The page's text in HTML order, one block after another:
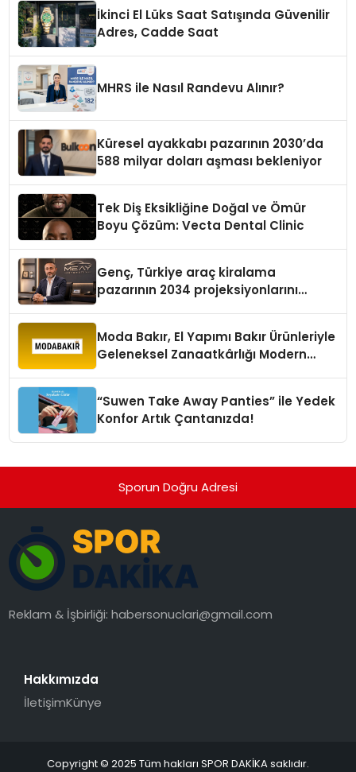
İkinci El Lüks Saat Satışında Güvenilir
Adres, Cadde Saat
MHRS ile Nasıl Randevu Alınır?
Küresel ayakkabı pazarının 2030’da
588 milyar doları aşması bekleniyor
Tek Diş Eksikliğine Doğal ve Ömür
Boyu Çözüm: Vecta Dental Clinic
Genç, Türkiye araç kiralama
pazarının 2034 projeksiyonlarını
Moda Bakır, El Yapımı Bakır Ürünleriyle
Geleneksel Zanaatkârlığı Modern
“Suwen Take Away Panties” ile Yedek
Konfor Artık Çantanızda!
Sporun Doğru Adresi
Reklam & İşbirliği:habersonuclari@gmail.com
Hakkımızda
İletişimKünye
Copyright © 2025 Tüm hakları SPOR DAKİKA saklıdır.